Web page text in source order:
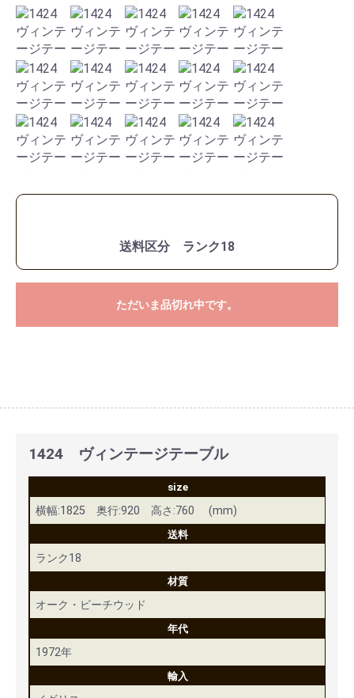
送料区分 ランク18
ただいま品切れ中です。
1424 ヴィンテージテーブル
size
横幅:1825 奥行:920 高さ:760 (mm)
送料
ランク18
材質
オーク・ビーチウッド
年代
1972年
輸入